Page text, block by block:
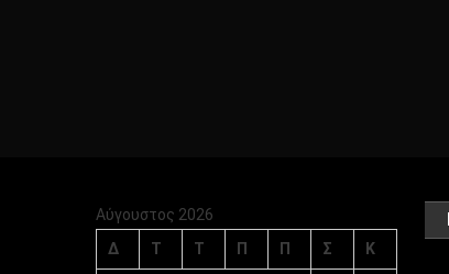
Αύγουστος 2026
Δ
Τ Τ Π Π Σ Κ